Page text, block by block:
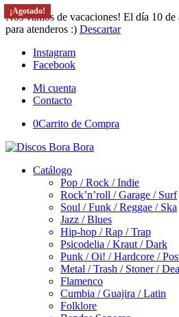
Nos vamos de vacaciones! El día 10 de
para atenderos :) Descartar
Instagram
Facebook
Mi cuenta
Contacto
0Carrito de Compra
Catálogo
Pop / Rock / Indie
Rock’n’roll / Garage / Surf
Soul / Funk / Reggae / Ska
Jazz / Blues
Hip-hop / Rap / Trap
Psicodelia / Kraut / Dark
Punk / Oi! / Hardcore /
Metal / Trash / Stoner /
Flamenco
Cumbia / Guajira / Latin
Folklore
¡Agotado!
¡Agotado!
¡Agotado!
¡Agotado!